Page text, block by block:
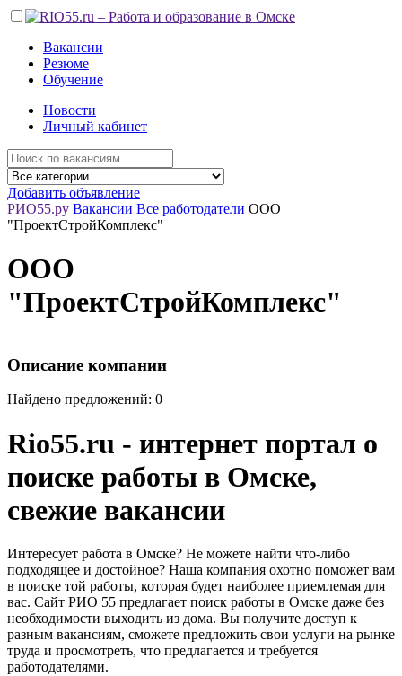
Вакансии
Резюме
Обучение
Новости
Личный кабинет
Добавить объявление
РИО55.ру Вакансии Все работодатели ООО
"ПроектСтройКомплекс"
ООО
"ПроектСтройКомплекс"
Описание компании
Найдено предложений: 0
Rio55.ru - интернет портал о
поиске работы в Омске,
свежие вакансии
Интересует работа в Омске? Не можете найти что-либо
подходящее и достойное? Наша компания охотно поможет вам
в поиске той работы, которая будет наиболее приемлемая для
вас. Сайт РИО 55 предлагает поиск работы в Омске даже без
необходимости выходить из дома. Вы получите доступ к
разным вакансиям, сможете предложить свои услуги на рынке
труда и просмотреть, что предлагается и требуется
работодателями.